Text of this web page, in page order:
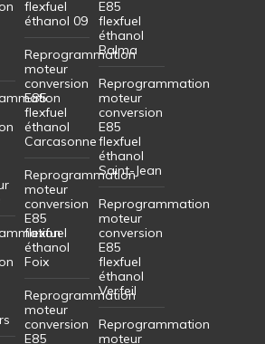
flexfuel
éthanol 09
Reprogrammation
moteur
conversion
E85
flexfuel
éthanol
Carcasonne
Reprogrammation
moteur
conversion
E85
flexfuel
éthanol
Foix
Reprogrammation
moteur
conversion
E85
E85
flexfuel
éthanol
Balma
Reprogrammation
moteur
conversion
E85
flexfuel
éthanol
Saint-Jean
Reprogrammation
moteur
conversion
E85
flexfuel
éthanol
Verfeil
Reprogrammation
moteur